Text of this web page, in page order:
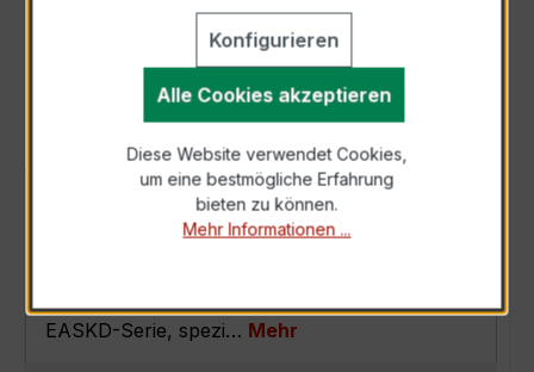
Als PDF exportieren
Der EASKD 31.8 3x400/5A 5VA Kl.0,5 ist ein
Verrechnungsstromwandler der bewährten
EASKD-Serie, spezi… Mehr
Konfigurieren
Alle Cookies akzeptieren
Diese Website verwendet Cookies,
um eine bestmögliche Erfahrung
bieten zu können.
Mehr Informationen ...